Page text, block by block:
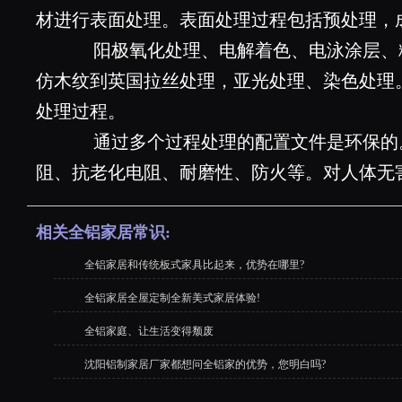
材进行表面处理。表面处理过程包括预处理，
阳极氧化处理、电解着色、电泳涂层、
仿木纹到英国拉丝处理，亚光处理、染色处
处理过程。
通过多个过程处理的配置文件是环保的
阻、抗老化电阻、耐磨性、防火等。对人体无
相关全铝家居常识:
全铝家居和传统板式家具比起来，优势在哪里?
全铝家居全屋定制全新美式家居体验!
全铝家庭、让生活变得颓废
沈阳铝制家居厂家都想问全铝家的优势，您明白吗?